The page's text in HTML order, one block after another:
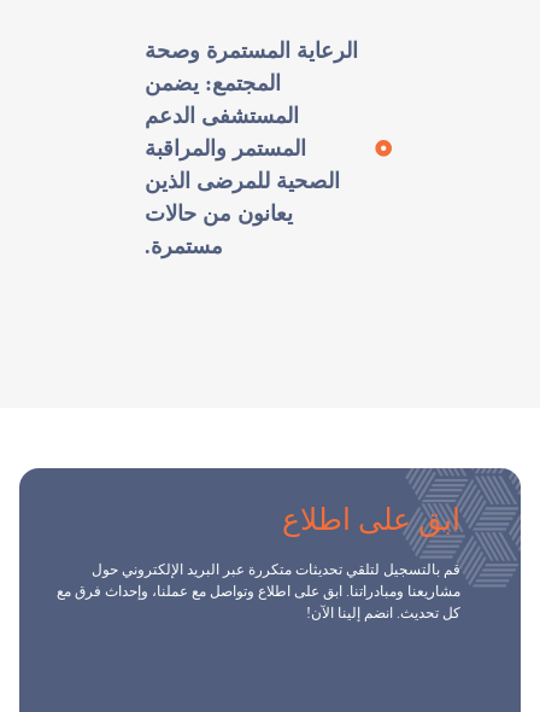
الرعاية المستمرة وصحة
المجتمع: يضمن
المستشفى الدعم
المستمر والمراقبة
الصحية للمرضى الذين
يعانون من حالات
مستمرة.
ابق على اطلاع
قم بالتسجيل لتلقي تحديثات متكررة عبر البريد الإلكتروني حول
مشاريعنا ومبادراتنا. ابق على اطلاع وتواصل مع عملنا، وإحداث فرق مع
كل تحديث. انضم إلينا الآن!